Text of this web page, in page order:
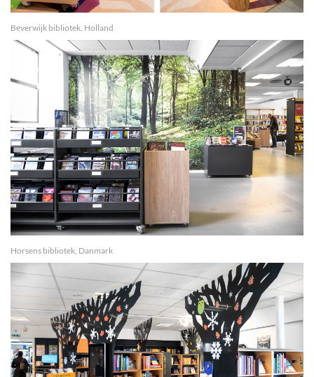
Beverwijk bibliotek, Holland
Horsens bibliotek, Danmark